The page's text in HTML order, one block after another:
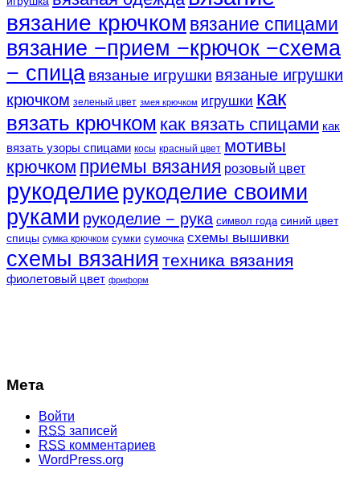
вязание крючком вязание спицами
вязание −прием −крючок −схема
− спица вязаные игрушки вязаные игрушки
крючком зеленый цвет змея крючком игрушки как
вязать крючком как вязать спицами как
вязать узоры спицами косы красный цвет мотивы
крючком приемы вязания розовый цвет
рукоделие рукоделие своими
руками рукоделие − рука символ года синий цвет
спицы сумка крючком сумки сумочка схемы вышивки
схемы вязания техника вязания
фиолетовый цвет фриформ
Мета
Войти
RSS записей
RSS комментариев
WordPress.org